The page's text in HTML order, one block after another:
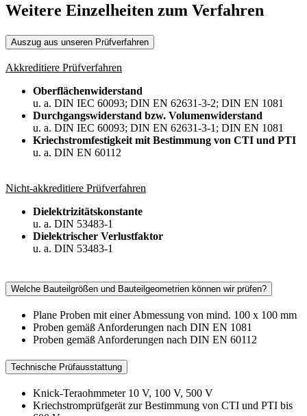
Weitere Einzelheiten zum Verfahren
Auszug aus unseren Prüfverfahren
Akkreditiere Prüfverfahren
Oberflächenwiderstand
u. a. DIN IEC 60093; DIN EN 62631-3-2; DIN EN 1081
Durchgangswiderstand bzw. Volumenwiderstand
u. a. DIN IEC 60093; DIN EN 62631-3-1; DIN EN 1081
Kriechstromfestigkeit mit Bestimmung von CTI und PTI
u. a. DIN EN 60112
Nicht-akkreditiere Prüfverfahren
Dielektrizitätskonstante
u. a. DIN 53483-1
Dielektrischer Verlustfaktor
u. a. DIN 53483-1
Welche Bauteilgrößen und Bauteilgeometrien können wir prüfen?
Plane Proben mit einer Abmessung von mind. 100 x 100 mm
Proben gemäß Anforderungen nach DIN EN 1081
Proben gemäß Anforderungen nach DIN EN 60112
Technische Prüfausstattung
Knick-Teraohmmeter 10 V, 100 V, 500 V
Kriechstromprüfgerät zur Bestimmung von CTI und PTI bis